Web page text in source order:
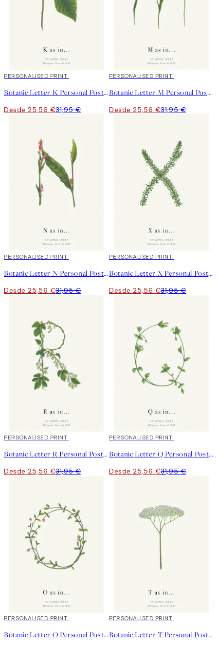
20%*
PERSONALISED PRINT
Botanic Letter K Personal Poster
Desde 25,56 €31,95 €
20%*
PERSONALISED PRINT
Botanic Letter M Personal Poster
Desde 25,56 €31,95 €
20%*
PERSONALISED PRINT
Botanic Letter N Personal Poster
Desde 25,56 €31,95 €
20%*
PERSONALISED PRINT
Botanic Letter X Personal Poster
Desde 25,56 €31,95 €
20%*
PERSONALISED PRINT
Botanic Letter R Personal Poster
Desde 25,56 €31,95 €
20%*
PERSONALISED PRINT
Botanic Letter Q Personal Poster
Desde 25,56 €31,95 €
20%*
PERSONALISED PRINT
Botanic Letter O Personal Poster
20%*
PERSONALISED PRINT
Botanic Letter T Personal Poster